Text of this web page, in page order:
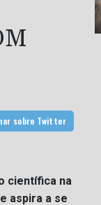
sobre Twitter
científica na
aspira a se